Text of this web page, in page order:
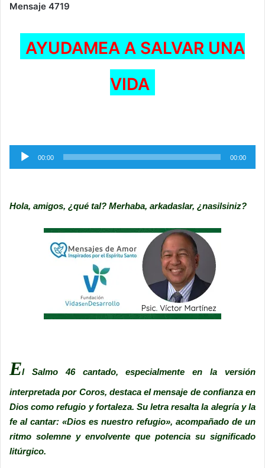
Mensaje 4719
AYUDAMEA A SALVAR UNA
VIDA
Reproductor
de
00:00 00:00
Hola, amigos, ¿qué tal? Merhaba, arkadaslar, ¿nasilsiniz?
El Salmo 46 cantado, especialmente en la versión
interpretada por Coros, destaca el mensaje de confianza en
Dios como refugio y fortaleza. Su letra resalta la alegría y la
fe al cantar: «Dios es nuestro refugio», acompañado de un
ritmo solemne y envolvente que potencia su significado
litúrgico.